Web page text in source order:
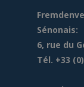
Sénonais:
6, rue du
Tél. +33